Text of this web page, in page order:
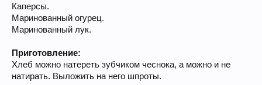
Каперсы.
Маринованный огурец.
Маринованный лук.
Приготовление:
Хлеб можно натереть зубчиком чеснока, а можно и не
натирать. Выложить на него шпроты.